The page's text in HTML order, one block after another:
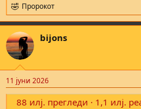
R
e
a
c
t
i
s
:
Пророкот
bijons
11 јуни 2026
88 илј. прегледи · 1,1 илј. реакции | САМОПРОГЛАСЕНИ ГАЗДИ НА „КАМЕНИ КУКЛИ“: На туристи им наплаќале по 6 евра за да ги паркираат